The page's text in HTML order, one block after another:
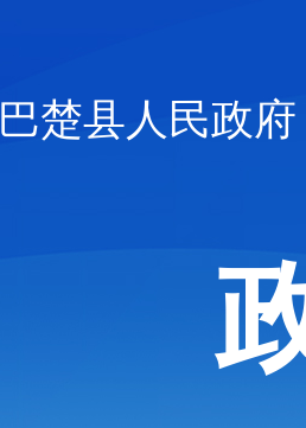
巴楚县人民政府